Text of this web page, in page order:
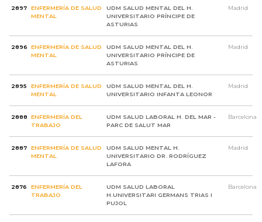
2897
ENFERMERÍA DE SALUD
MENTAL
UDM SALUD MENTAL DEL H.
UNIVERSITARIO PRÍNCIPE DE
ASTURIAS
Madrid
2896
ENFERMERÍA DE SALUD
MENTAL
UDM SALUD MENTAL DEL H.
UNIVERSITARIO PRÍNCIPE DE
ASTURIAS
Madrid
2895
ENFERMERÍA DE SALUD
MENTAL
UDM SALUD MENTAL DEL H.
UNIVERSITARIO INFANTA LEONOR
Madrid
2888
ENFERMERÍA DEL
TRABAJO
UDM SALUD LABORAL H. DEL MAR -
PARC DE SALUT MAR
Barcelona
2887
ENFERMERÍA DE SALUD
MENTAL
UDM SALUD MENTAL H.
UNIVERSITARIO DR. RODRÍGUEZ
LAFORA
Madrid
2876
ENFERMERÍA DEL
TRABAJO
UDM SALUD LABORAL
H.UNIVERSITARI GERMANS TRIAS I
PUJOL
Barcelona